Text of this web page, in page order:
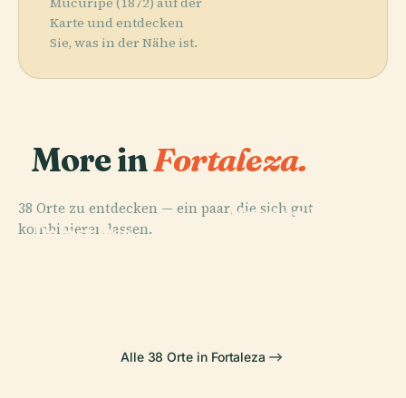
Karte und entdecken
Sie, was in der Nähe ist.
More inFortaleza.
38 Orte zu entdecken — ein paar, die sich gut
kombinieren lassen.
PLACE
Palast Der
Museum Für
PLACE
Alle 38 Orte in Fortaleza